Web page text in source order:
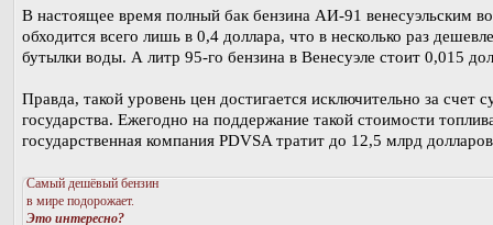
В настоящее время полный бак бензина АИ-91 венесуэльским
обходится всего лишь в 0,4 доллара, что в несколько раз дешевле
бутылки воды. А литр 95-го бензина в Венесуэле стоит 0,015
Правда, такой уровень цен достигается исключительно за счет
государства. Ежегодно на поддержание такой стоимости
государственная компания PDVSA тратит до 12,5 млрд
Самый дешёвый бензин
в мире подорожает.
Это интересно?